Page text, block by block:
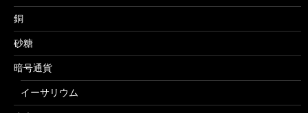
銅
砂糖
暗号通貨
イーサリウム